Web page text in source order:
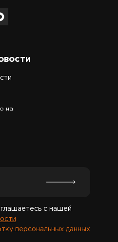
на
с нашей
персональных данных